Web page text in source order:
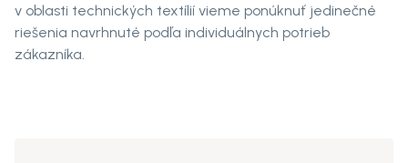
v oblasti technických textílií vieme ponúknuť jedinečné
riešenia navrhnuté podľa individuálnych potrieb
zákazníka.